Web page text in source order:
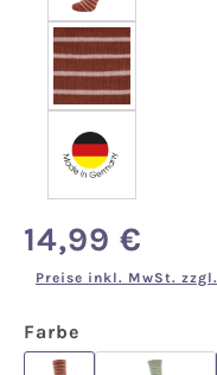
Regulärer Preis:
14,99 €
Preise inkl. MwSt.
Farbe